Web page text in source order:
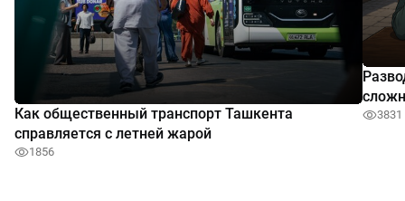
Как общественный транспорт Ташкента
справляется с летней жарой
1856
3831